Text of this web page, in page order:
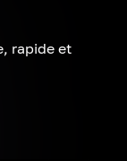
rapide et